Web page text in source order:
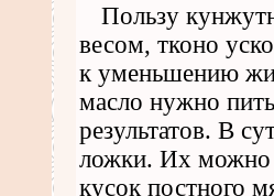
Пользу
весом, тконо
к уменьшению
масло нужно
результатов. В
ложки. Их можно
кусок постного